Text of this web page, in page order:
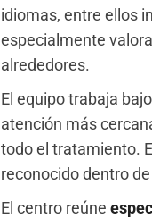
idiomas, entre ellos
especialmente
alrededores.
El equipo trabaja
atención más
todo el tratamiento.
reconocido dentro
El centro reúne